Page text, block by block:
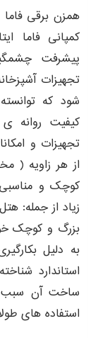
کمپانی فاما
پیشرفت
تجهیزات
شود که
کیفیت روانه
تجهیزات و
از هر زاویه (
کوچک و مناسبی
زیاد از جمله:
بزرگ و کوچک
به دلیل
استاندارد
ساخت آن
استفاده های